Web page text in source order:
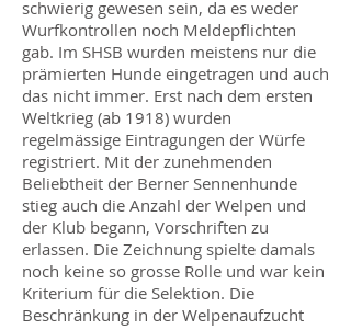
schwierig gewesen sein, da es weder
Wurfkontrollen noch Meldepflichten
gab. Im SHSB wurden meistens nur die
prämierten Hunde eingetragen und auch
das nicht immer. Erst nach dem ersten
Weltkrieg (ab 1918) wurden
regelmässige Eintragungen der Würfe
registriert. Mit der zunehmenden
Beliebtheit der Berner Sennenhunde
stieg auch die Anzahl der Welpen und
der Klub begann, Vorschriften zu
erlassen. Die Zeichnung spielte damals
noch keine so grosse Rolle und war kein
Kriterium für die Selektion. Die
Beschränkung in der Welpenaufzucht